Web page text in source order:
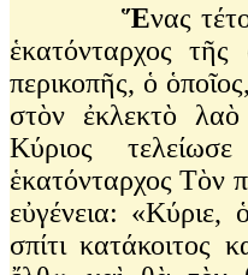
Ἕνας
ἑκατόνταρχος τῆς
περικοπῆς, ὁ
στὸν ἐκλεκτὸ
Κύριος
ἑκατόνταρχος Τὸν
εὐγένεια: «Κύριε,
σπίτι κατάκοιτος